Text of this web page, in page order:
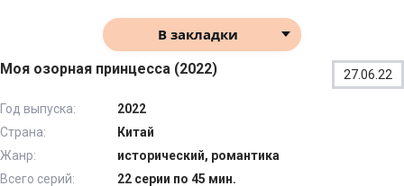
В закладки
Моя озорная принцесса (2022) 27.06.22
Год выпуска:
2022
Страна:
Китай
Жанр:
исторический, романтика
Всего серий:
22 серии по 45 мин.